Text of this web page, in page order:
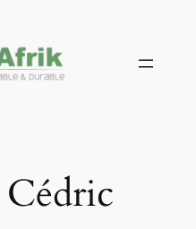
Cédric